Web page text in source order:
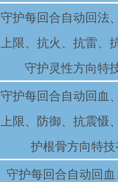
守护每回合自动回法
上限、抗火、抗雷、
守护灵性方向特
守护每回合自动回血
上限、防御、抗震慑
护根骨方向特
守护每回合自动回